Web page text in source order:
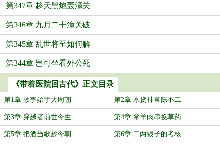
第347章 趁天黑炮轰潼关
第346章 九月二十潼关破
第345章 乱世将至如何解
第344章 岂可坐看外公死
《带着医院回古代》正文目录
第1章 故事始于大周朝 第2章 水货神童陈不二
第3章 穿越者前世今生 第4章 拿羊肉串换草药
第5章 把酒当歌趁今朝 第6章 二两银子的考核